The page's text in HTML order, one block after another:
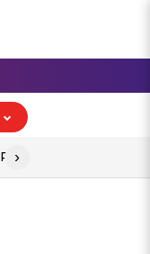
Perang As-Iran
›